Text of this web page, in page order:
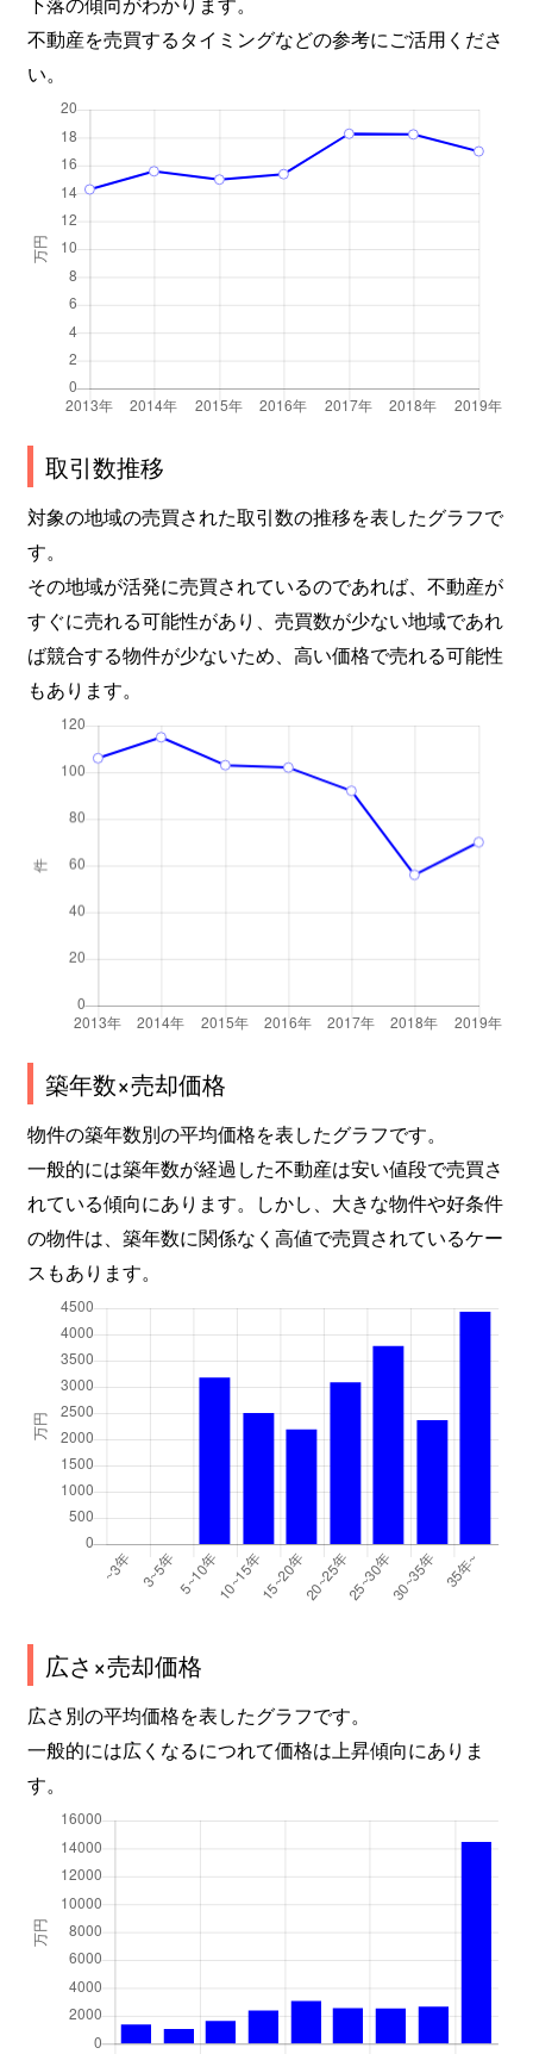
大字箕輪 2,000万円 岩槻
徒
大字箕輪
宮町
3,200万円 岩槻
宮町
宮町
3,600万円 岩槻
宮町
宮町
大字村国
不動産を売買するタイミングなどの参考にご活用くださ
い。
取引数推移
対象の地域の売買された取引数の推移を表したグラフで
す。
その地域が活発に売買されているのであれば、不動産が
すぐに売れる可能性があり、売買数が少ない地域であれ
ば競合する物件が少ないため、高い価格で売れる可能性
もあります。
築年数×売却価格
物件の築年数別の平均価格を表したグラフです。
一般的には築年数が経過した不動産は安い値段で売買さ
れている傾向にあります。しかし、大きな物件や好条件
の物件は、築年数に関係なく高値で売買されているケー
スもあります。
広さ×売却価格
広さ別の平均価格を表したグラフです。
一般的には広くなるにつれて価格は上昇傾向にありま
す。